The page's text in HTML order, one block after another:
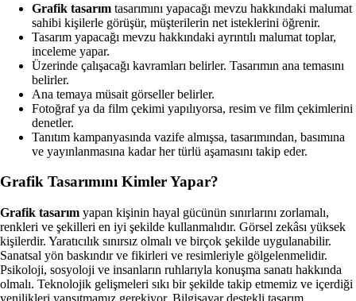
Grafik tasarım tasarımını yapacağı mevzu hakkındaki malumat
sahibi kişilerle görüşür, müşterilerin net isteklerini öğrenir.
Tasarım yapacağı mevzu hakkındaki ayrıntılı malumat toplar,
inceleme yapar.
Üzerinde çalışacağı kavramları belirler. Tasarımın ana temasını
belirler.
Ana temaya müsait görseller belirler.
Fotoğraf ya da film çekimi yapılıyorsa, resim ve film çekimlerini
denetler.
Tanıtım kampanyasında vazife almışsa, tasarımından, basımına
ve yayınlanmasına kadar her türlü aşamasını takip eder.
Grafik Tasarımını Kimler Yapar?
Grafik tasarım yapan kişinin hayal gücünün sınırlarını zorlamalı,
renkleri ve şekilleri en iyi şekilde kullanmalıdır. Görsel zekâsı yüksek
kişilerdir. Yaratıcılık sınırsız olmalı ve birçok şekilde uygulanabilir.
Sanatsal yön baskındır ve fikirleri ve resimleriyle gölgelenmelidir.
Psikoloji, sosyoloji ve insanların ruhlarıyla konuşma sanatı hakkında
olmalı. Teknolojik gelişmeleri sıkı bir şekilde takip etmemiz ve içerdiği